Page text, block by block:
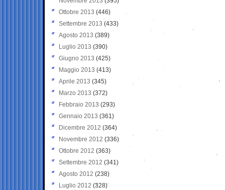
Ottobre 2013 (446)
Settembre 2013 (433)
Agosto 2013 (389)
Luglio 2013 (390)
Giugno 2013 (425)
Maggio 2013 (413)
Aprile 2013 (345)
Marzo 2013 (372)
Febbraio 2013 (293)
Gennaio 2013 (361)
Dicembre 2012 (364)
Novembre 2012 (336)
Ottobre 2012 (363)
Settembre 2012 (341)
Agosto 2012 (238)
Luglio 2012 (328)